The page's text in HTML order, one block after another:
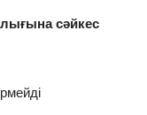
сәйкес